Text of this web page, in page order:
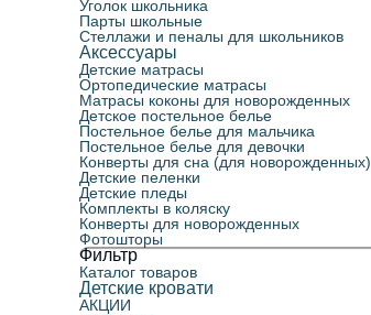
Уголок школьника
Парты школьные
Стеллажи и пеналы для школьников
Аксессуары
Детские матрасы
Ортопедические матрасы
Матрасы коконы для новорожденных
Детское постельное белье
Постельное белье для мальчика
Постельное белье для девочки
Конверты для сна (для новорожденных)
Детские пеленки
Детские пледы
Комплекты в коляску
Конверты для новорожденных
Фотошторы
Фильтр
Каталог товаров
Детские кровати
АКЦИИ